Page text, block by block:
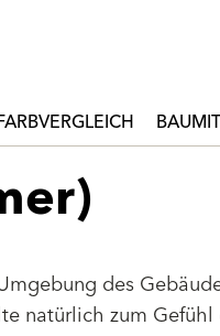
des
natürlich zum Gefühl